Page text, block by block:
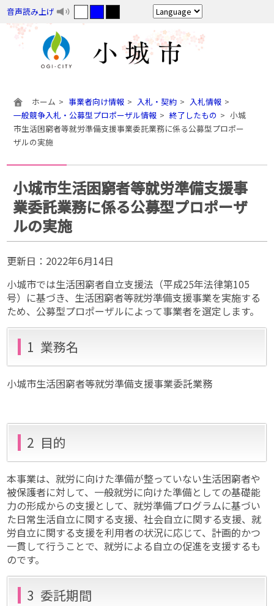
音声読み上げ
ホーム 事業者向け情報 入札・契約
入札情報
一般競争入札・公募型プロポーザル情報
終了したもの
小城
市生活困窮者等就労準備支援事業委託業務に係る公募型プロポー
ザルの実施
小城市生活困窮者等就労準備支援事
業委託業務に係る公募型プロポーザ
ルの実施
更新日： 2022年6月14日
小城市では生活困窮者自立支援法（平成25年法律第105
号）に基づき、生活困窮者等就労準備支援事業を実施する
ため、公募型プロポーザルによって事業者を選定します。
1 業務名
小城市生活困窮者等就労準備支援事業委託業務
2 目的
本事業は、就労に向けた準備が整っていない生活困窮者や
被保護者に対して、一般就労に向けた準備としての基礎能
力の形成からの支援として、就労準備プログラムに基づい
た日常生活自立に関する支援、社会自立に関する支援、就
労自立に関する支援を利用者の状況に応じて、計画的かつ
一貫して行うことで、就労による自立の促進を支援するも
のです。
3 委託期間